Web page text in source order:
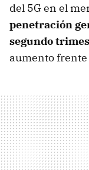
del 5G en el
penetración
segundo
aumento